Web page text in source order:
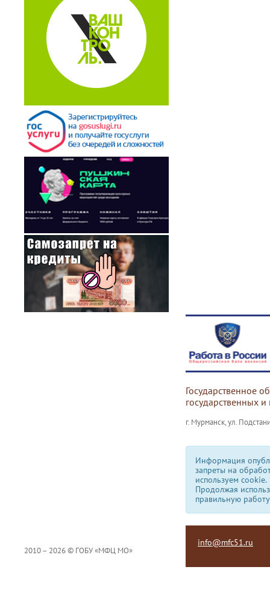
Государственное
государственных
г. Мурманск, ул.
Информация
запреты на
используем сookie.
Продолжая
правильную
2010 – 2026 © ГОБУ «МФЦ МО»
info@mfc51.ru